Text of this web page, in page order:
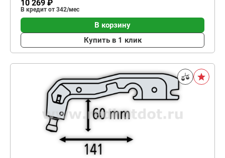
10 269 ₽
В кредит от 342/мес
В корзину
Купить в 1 клик